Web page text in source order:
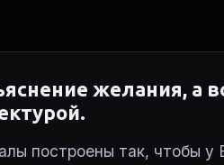
желания, а
построены так, чтобы у